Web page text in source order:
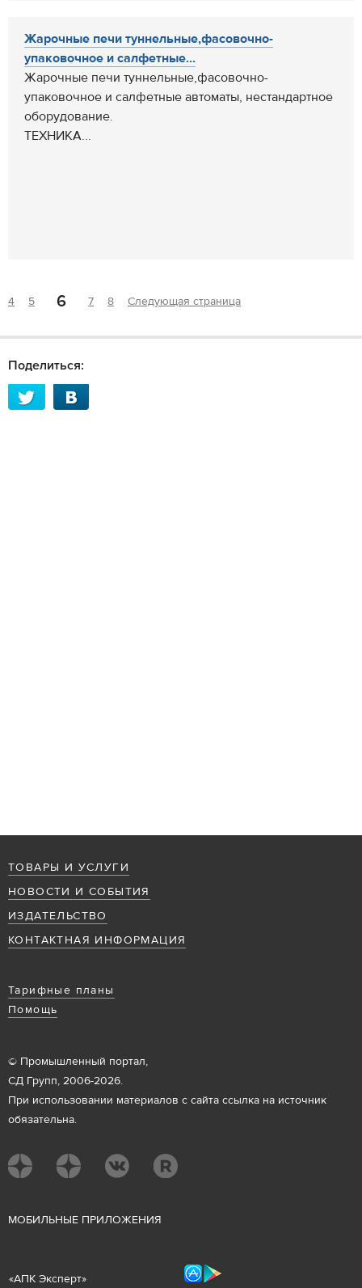
Жарочные печи туннельные,фасовочно-
упаковочное и салфетные...
Жарочные печи туннельные,фасовочно-
упаковочное и салфетные автоматы, нестандартное
оборудование.
ТЕХНИКА...
4 5 6 7 8 Следующая страница
Поделиться:
ТОВАРЫ И УСЛУГИ
НОВОСТИ И СОБЫТИЯ
ИЗДАТЕЛЬСТВО
КОНТАКТНАЯ ИНФОРМАЦИЯ
Тарифные планы
Помощь
© Промышленный портал,
СД Групп, 2006-2026.
При использовании материалов с сайта ссылка на источник
обязательна.
МОБИЛЬНЫЕ ПРИЛОЖЕНИЯ
«АПК Эксперт»